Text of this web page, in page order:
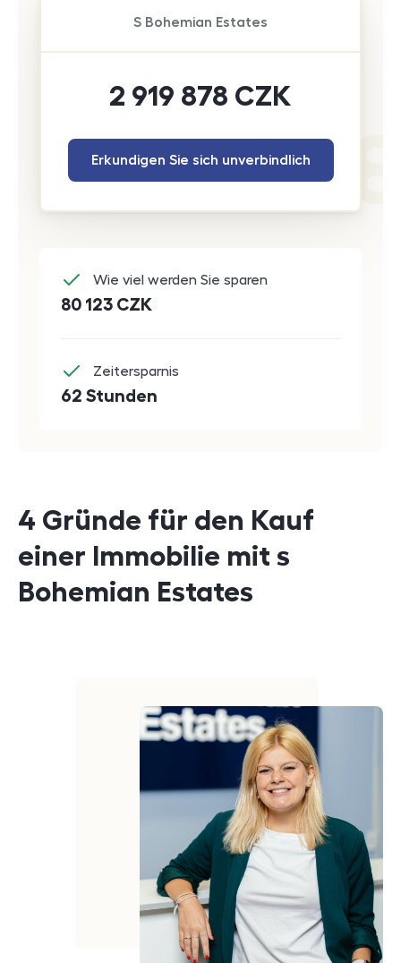
S Bohemian Estates
2 919 878 CZK
Erkundigen Sie sich unverbindlich
Wie viel werden Sie sparen
80 123 CZK
Zeitersparnis
62 Stunden
4 Gründe für den Kauf
einer Immobilie mit s
Bohemian Estates